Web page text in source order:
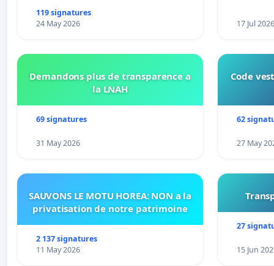
connexion 805-802 à établir
119 signatures
24 May 2026
17 Jul 2026
Demandons plus de transparence a
la LNAH
69 signatures
31 May 2026
Code
62
27 May
SAUVONS LE MOTU HOREA: NON a la
privatisation de notre patrimoine
2 137 signatures
11 May 2026
27
15 Jun